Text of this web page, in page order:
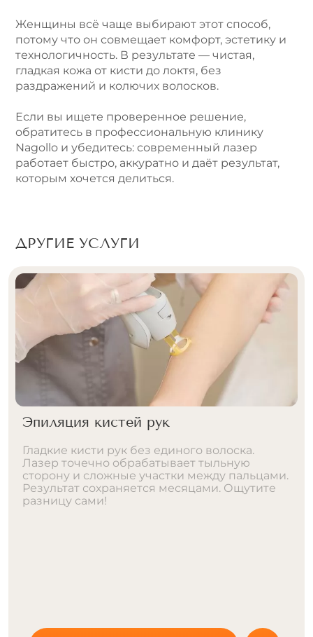
Женщины всё чаще выбирают этот способ,
потому что он совмещает комфорт, эстетику и
технологичность. В результате — чистая,
гладкая кожа от кисти до локтя, без
раздражений и колючих волосков.
Если вы ищете проверенное решение,
обратитесь в профессиональную клинику
Nagollo и убедитесь: современный лазер
работает быстро, аккуратно и даёт результат,
которым хочется делиться.
ДРУГИЕ УСЛУГИ
Эпиляция пальцев рук
Пальцы рук достойны внимания. Лазер
удаляет волоски навсегда — никаких
пинцетов и постоянного контроля.
Аккуратный результат, который радует
каждый день. Запишитесь на процедуру